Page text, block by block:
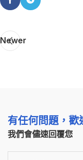
Newer
有任何問題，歡
我們會儘速回覆您